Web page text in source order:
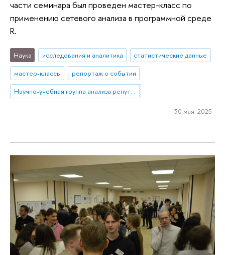
части семинара был проведен мастер-класс по
применению сетевого анализа в программной среде
R.
Наука исследования и аналитика
статистические данные
мастер-классы
репортаж о событии
Научно-учебная группа анализа репутационных эффектов топ-менеджмента банков
30 мая 2025